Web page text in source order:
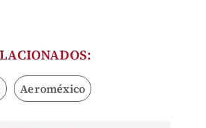
Aeroméxico